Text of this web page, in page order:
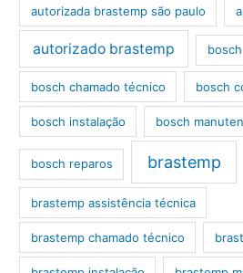
autorizada brastemp são paulo
autorizado brastemp bosch
bosch chamado técnico bosch
bosch instalação bosch
bosch reparos brastemp
brastemp assistência técnica
brastemp chamado técnico